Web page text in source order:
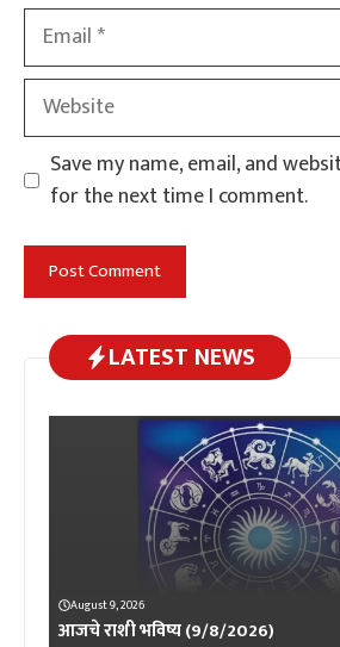
Email
Website
Save my name, email, and
for the next time I comment.
LATEST NEWS
August 9, 2026
आजचे राशी भविष्य (9/8/2026)